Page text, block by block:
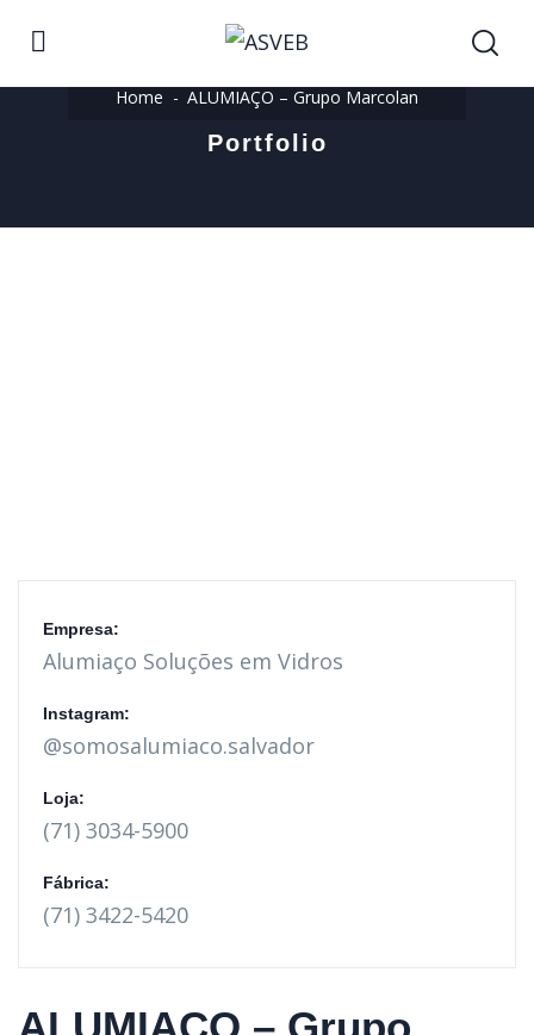
Home ALUMIAÇO – Grupo Marcolan
Portfolio
Empresa:
Alumiaço Soluções em Vidros
Instagram:
@somosalumiaco.salvador
Loja:
(71) 3034-5900
Fábrica:
(71) 3422-5420